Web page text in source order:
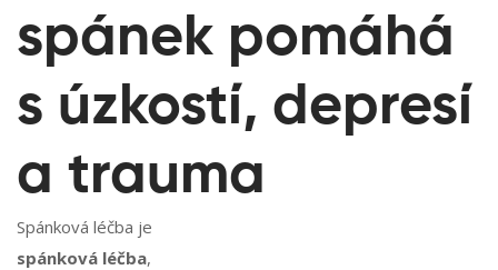
spánek pomáhá
s úzkostí, depresí
a trauma
Spánková léčba je
spánková léčba,